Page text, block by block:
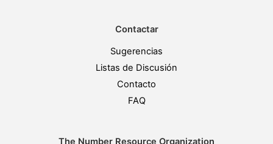
Contactar
Sugerencias
Listas de Discusión
Contacto
FAQ
The Number Resource Organization